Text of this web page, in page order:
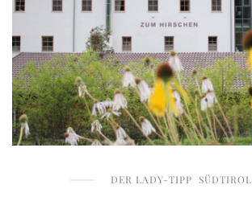
DER LADY-TIPP SÜDTIROL